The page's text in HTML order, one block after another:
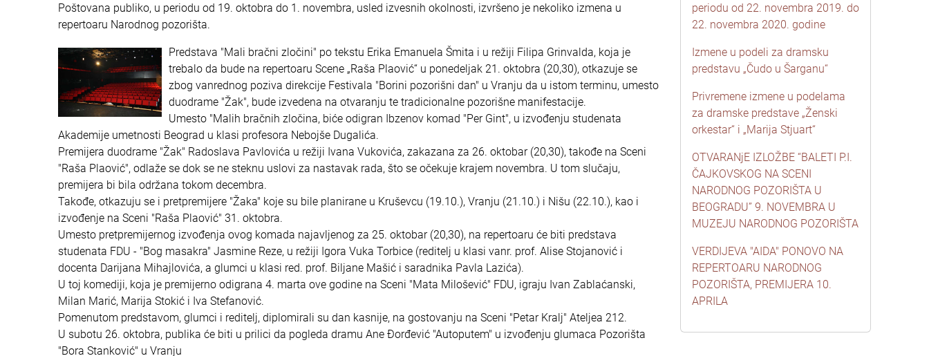
Poštovana publiko, u periodu od 19. oktobra do 1. novembra, usled izvesnih okolnosti, izvršeno je nekoliko izmena u
repertoaru Narodnog pozorišta.
Predstava "Mali bračni zločini" po tekstu Erika Emanuela Šmita i u režiji Filipa Grinvalda, koja je
trebalo da bude na repertoaru Scene „Raša Plaović“ u ponedeljak 21. oktobra (20,30), otkazuje se
zbog vanrednog poziva direkcije Festivala "Borini pozorišni dan" u Vranju da u istom terminu, umesto
duodrame "Žak", bude izvedena na otvaranju te tradicionalne pozorišne manifestacije.
Umesto "Malih bračnih zločina, biće odigran Ibzenov komad "Per Gint", u izvođenju studenata
Akademije umetnosti Beograd u klasi profesora Nebojše Dugalića.
Premijera duodrame "Žak" Radoslava Pavlovića u režiji Ivana Vukovića, zakazana za 26. oktobar (20,30), takođe na Sceni
"Raša Plaović", odlaže se dok se ne steknu uslovi za nastavak rada, što se očekuje krajem novembra. U tom slučaju,
premijera bi bila održana tokom decembra.
Takođe, otkazuju se i pretpremijere "Žaka" koje su bile planirane u Kruševcu (19.10.), Vranju (21.10.) i Nišu (22.10.), kao i
izvođenje na Sceni "Raša Plaović" 31. oktobra.
Umesto pretpremijernog izvođenja ovog komada najavljenog za 25. oktobar (20,30), na repertoaru će biti predstava
studenata FDU - "Bog masakra" Jasmine Reze, u režiji Igora Vuka Torbice (reditelj u klasi vanr. prof. Alise Stojanović i
docenta Darijana Mihajlovića, a glumci u klasi red. prof. Biljane Mašić i saradnika Pavla Lazića).
U toj komediji, koja je premijerno odigrana 4. marta ove godine na Sceni "Mata Milošević" FDU, igraju Ivan Zablaćanski,
Milan Marić, Marija Stokić i Iva Stefanović.
Pomenutom predstavom, glumci i reditelj, diplomirali su dan kasnije, na gostovanju na Sceni "Petar Kralj" Ateljea 212.
U subotu 26. oktobra, publika će biti u prilici da pogleda dramu Ane Đorđević "Autoputem" u izvođenju glumaca Pozorišta
"Bora Stanković" u Vranju
periodu od 22. novembra 2019. do
22. novembra 2020. godine
Izmene u podeli za dramsku
predstavu „Čudo u Šarganu“
Privremene izmene u podelama
za dramske predstave „Ženski
orkestar“ i „Marija Stjuart“
OTVARANjE IZLOŽBE “BALETI P.I.
ČAJKOVSKOG NA SCENI
NARODNOG POZORIŠTA U
BEOGRADU” 9. NOVEMBRA U
MUZEJU NARODNOG POZORIŠTA
VERDIJEVA "AIDA" PONOVO NA
REPERTOARU NARODNOG
POZORIŠTA, PREMIJERA 10.
APRILA